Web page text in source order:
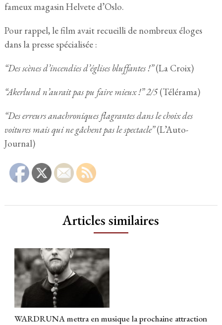
fameux magasin Helvete d’Oslo.
Pour rappel, le film avait recueilli de nombreux éloges
dans la presse spécialisée :
“Des scènes d’incendies d’églises bluffantes !”(La Croix)
“Akerlund n’aurait pas pu faire mieux !” 2/5(Télérama)
“Des erreurs anachroniques flagrantes dans le choix des
voitures mais qui ne gâchent pas le spectacle”(L’Auto-
Journal)
Articles similaires
WARDRUNA mettra en musique la prochaine attraction